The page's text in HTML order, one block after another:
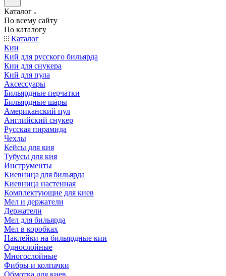
Каталог
По всему сайту
По каталогу
Каталог
Кии
Кий для русского бильярда
Кии для снукера
Кий для пула
Аксессуары
Бильярдные перчатки
Бильярдные шары
Американский пул
Английский снукер
Русская пирамида
Чехлы
Кейсы для кия
Тубусы для кия
Инструменты
Киевница для бильярда
Киевница настенная
Комплектующие для киев
Мел и держатели
Держатели
Мел для бильярда
Мел в коробках
Наклейки на бильярдные кии
Однослойные
Многослойные
Фибры и колпачки
Обмотка для киев